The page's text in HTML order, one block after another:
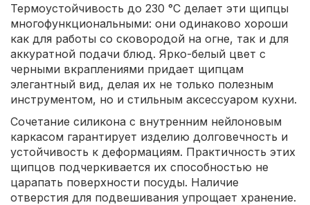
Термоустойчивость до 230 °С делает эти щипцы
многофункциональными: они одинаково хороши
как для работы со сковородой на огне, так и для
аккуратной подачи блюд. Ярко-белый цвет с
черными вкраплениями придает щипцам
элегантный вид, делая их не только полезным
инструментом, но и стильным аксессуаром кухни.
Сочетание силикона с внутренним нейлоновым
каркасом гарантирует изделию долговечность и
устойчивость к деформациям. Практичность этих
щипцов подчеркивается их способностью не
царапать поверхности посуды. Наличие
отверстия для подвешивания упрощает хранение.